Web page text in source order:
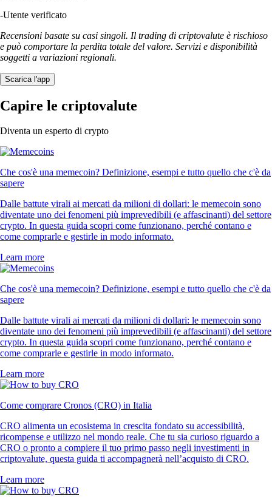
-Utente verificato
Recensioni basate su casi singoli. Il trading di criptovalute è rischioso
e può comportare la perdita totale del valore. Servizi e disponibilità
soggetti a variazioni regionali.
Scarica l'app
Capire le criptovalute
Diventa un esperto di crypto
Che cos'è una memecoin? Definizione, esempi e tutto quello che c'è da
sapere
Dalle battute virali ai mercati da milioni di dollari: le memecoin sono
diventate uno dei fenomeni più imprevedibili (e affascinanti) del settore
crypto. In questa guida scopri come funzionano, perché contano e
come comprarle e gestirle in modo informato.
Learn more
Che cos'è una memecoin? Definizione, esempi e tutto quello che c'è da
sapere
Dalle battute virali ai mercati da milioni di dollari: le memecoin sono
diventate uno dei fenomeni più imprevedibili (e affascinanti) del settore
crypto. In questa guida scopri come funzionano, perché contano e
come comprarle e gestirle in modo informato.
Learn more
Come comprare Cronos (CRO) in Italia
CRO alimenta un ecosistema in crescita fondato su accessibilità,
ricompense e utilizzo nel mondo reale. Che tu sia curioso riguardo a
CRO o pronto a compiere il tuo primo passo negli investimenti in
criptovalute, questa guida ti accompagnerà nell’acquisto di CRO.
Learn more